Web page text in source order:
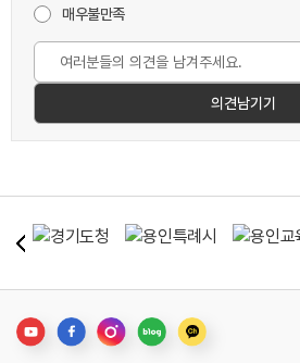
매우불만족